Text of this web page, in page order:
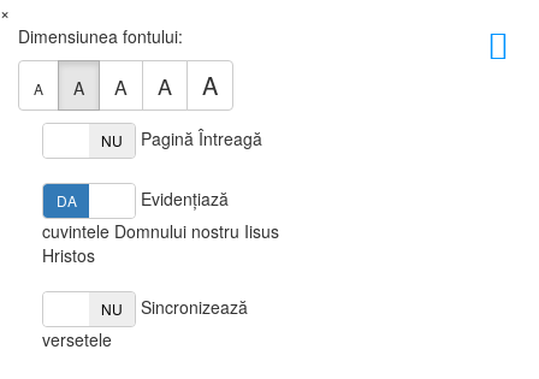
×
Dimensiunea fontului:
A A A A A
NU Pagină Întreagă
DA NU
Evidențiază
cuvintele Domnului nostru Iisus
Hristos
NU
Sincronizează
versetele